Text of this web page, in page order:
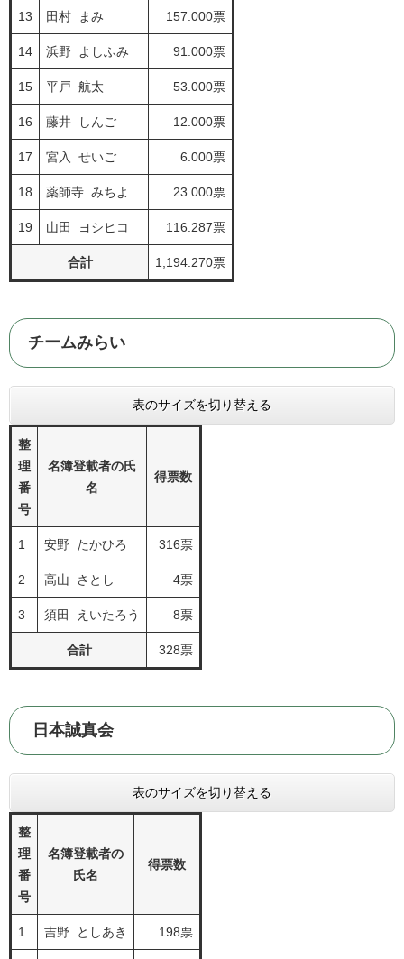
13 田村 まみ 157.000票
14 浜野 よしふみ 91.000票
15 平戸 航太 53.000票
16 藤井 しんご 12.000票
17 宮入 せいご 6.000票
18 薬師寺 みちよ 23.000票
19 山田 ヨシヒコ 116.287票
合計 1,194.270票
チームみらい
表のサイズを切り替える
整
理
番
号
名簿登載者の氏
名
得票数
1 安野 たかひろ 316票
2 高山 さとし 4票
3 須田 えいたろう 8票
合計 328票
日本誠真会
表のサイズを切り替える
整
理
番
号
名簿登載者の
氏名
得票数
1 吉野 としあき 198票